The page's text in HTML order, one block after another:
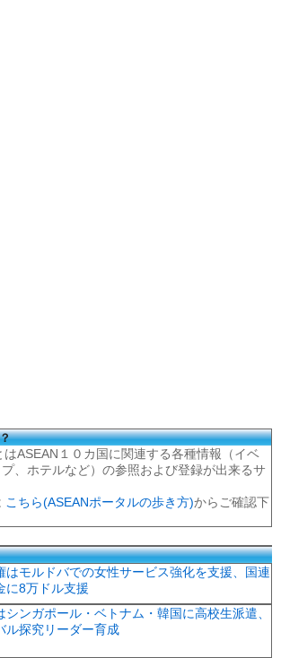
ASEAN１０カ国に関連する各種情報（イベ
、ホテルなど）の参照および登録が出来るサ
こちら(ASEANポータルの歩き方)からご確認下
はモルドバでの女性サービス強化を支援、国連
に8万ドル支援
シンガポール・ベトナム・韓国に高校生派遣、
ル探究リーダー育成